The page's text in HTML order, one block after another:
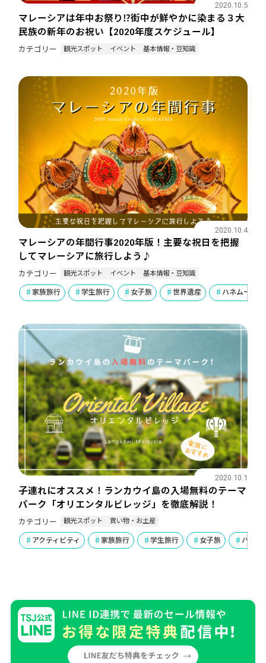
マレーシアは年中お祭り⁉街中が鮮やかに染まる３大
民族の新年のお祝い【2020年度スケジュール】
2020.10.5
カテゴリー 観光スポット イベント 基本情報・豆知識
マレーシアの年間行事2020年版！主要な祝日を把握
してマレーシアに旅行しよう♪
2020.10.4
カテゴリー 観光スポット イベント 基本情報・豆知識
家族旅行 学生旅行 女子旅 世界遺産 ハネムーン
子連れにオススメ！ランカウイ島の入場無料のテーマ
パーク「オリエンタルビレッジ」を徹底解説！
2020.10.1
カテゴリー 観光スポット 買い物・お土産
アクティビティ 家族旅行 学生旅行 女子旅 ハネム